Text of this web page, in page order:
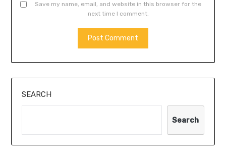
Save my name, email, and website in this browser for the
next time I comment.
SEARCH
Search